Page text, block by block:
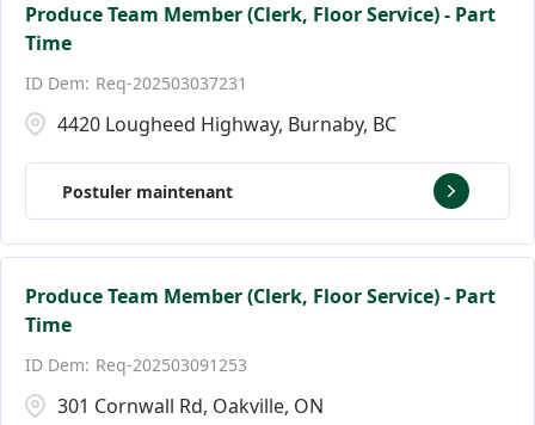
Produce Team Member (Clerk, Floor Service) - Part
Time
Req-202503037231
4420 Lougheed Highway, Burnaby, BC
Postuler maintenant
Produce Team Member (Clerk, Floor Service) - Part
Time
Req-202503091253
301 Cornwall Rd, Oakville, ON